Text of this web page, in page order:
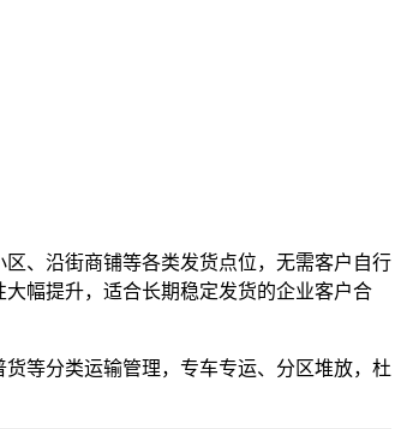
、沿街商铺等各类发货点位，无需客户自行
幅提升，适合长期稳定发货的企业客户合
等分类运输管理，专车专运、分区堆放，杜